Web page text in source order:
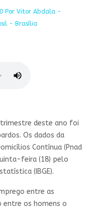
Por Vitor Abdala -
- Brasília
deste ano foi
Os dados da
Contínua (Pnad
feira (18) pelo
(IBGE).
entre as
entre os homens o